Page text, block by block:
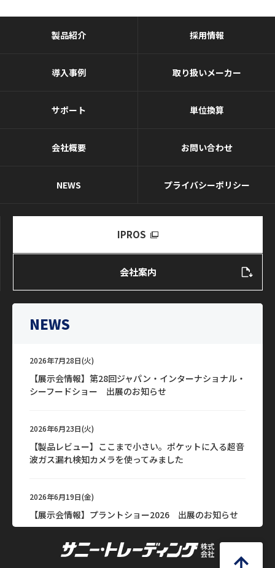
製品紹介
導入事例
サポート
会社概要
NEWS
採用情報
取り扱いメーカー
単位換算
お問い合わせ
プライバシーポリシー
会社案内
IPROS
NEWS
2026年7月28日(火)
【展示会情報】第28回ジャパン・インターナショナル・
シーフードショー 出展のお知らせ
2026年6月23日(火)
【製品レビュー】ここまで小さい。ポケットに入る超音
波ガス漏れ検知カメラを使ってみました
2026年6月19日(金)
【展示会情報】プラントショー2026 出展のお知らせ
2026年6月15日(月)